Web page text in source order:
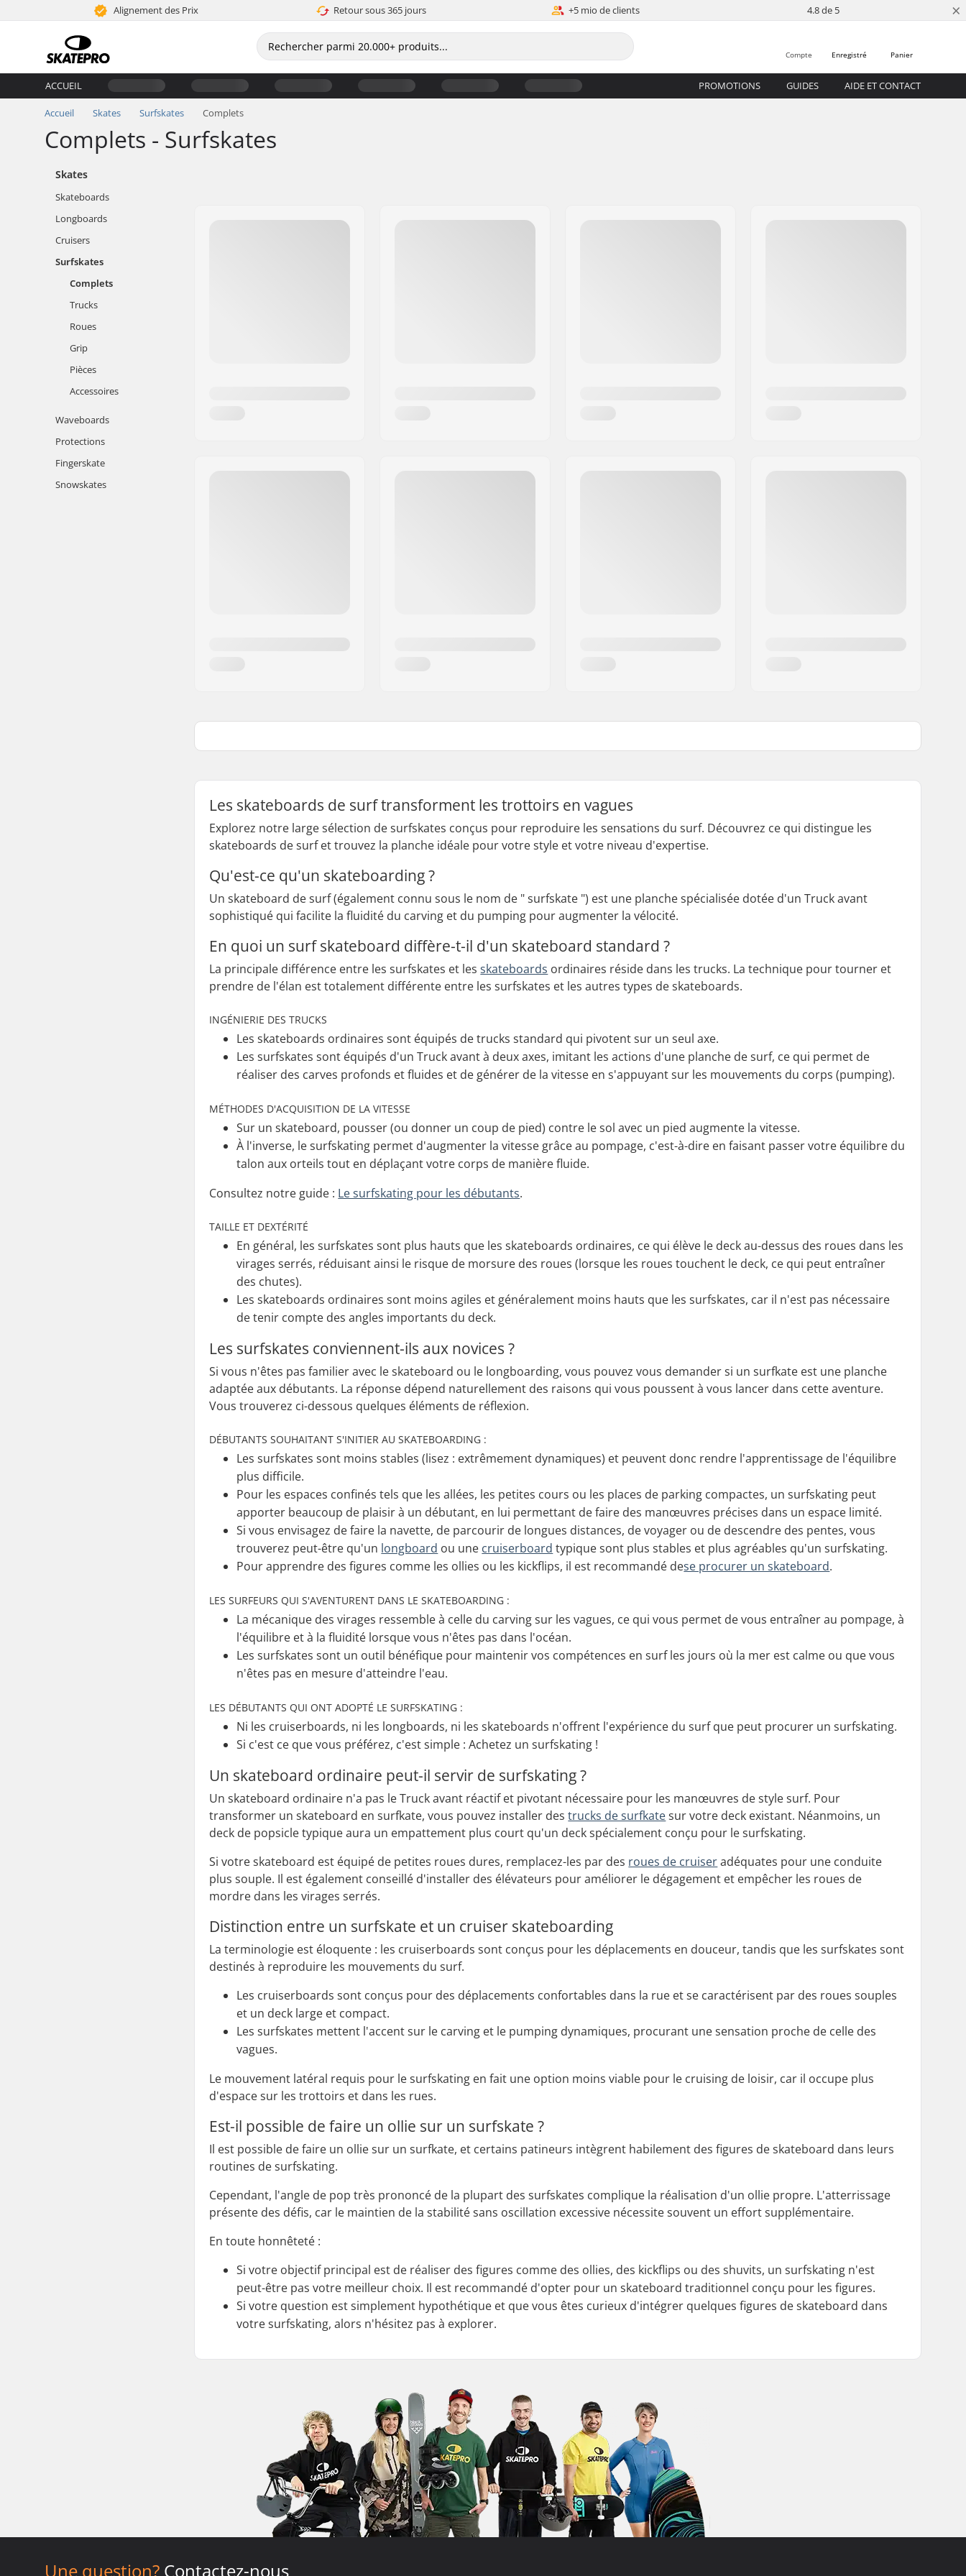
Alignement des Prix Retour sous 365 jours +5 mio de clients 4.8 de 5 ×
Panier
Enregistré
Compte
ACCUEIL PROMOTIONS GUIDES AIDE ET CONTACT
Accueil Skates Surfskates Complets
Complets - Surfskates
Skates
Skateboards
Longboards
Cruisers
Surfskates
Complets
Trucks
Roues
Grip
Pièces
Accessoires
Waveboards
Protections
Fingerskate
Snowskates
Les skateboards de surf transforment les trottoirs en vagues
Explorez notre large sélection de surfskates conçus pour reproduire les sensations du surf. Découvrez ce qui distingue les
skateboards de surf et trouvez la planche idéale pour votre style et votre niveau d'expertise.
Qu'est-ce qu'un skateboarding ?
Un skateboard de surf (également connu sous le nom de " surfskate ") est une planche spécialisée dotée d'un Truck avant
sophistiqué qui facilite la fluidité du carving et du pumping pour augmenter la vélocité.
En quoi un surf skateboard diffère-t-il d'un skateboard standard ?
La principale différence entre les surfskates et lesskateboards ordinaires réside dans les trucks. La technique pour tourner et
prendre de l'élan est totalement différente entre les surfskates et les autres types de skateboards.
INGÉNIERIE DES TRUCKS
Les skateboards ordinaires sont équipés de trucks standard qui pivotent sur un seul axe.
Les surfskates sont équipés d'un Truck avant à deux axes, imitant les actions d'une planche de surf, ce qui permet de
réaliser des carves profonds et fluides et de générer de la vitesse en s'appuyant sur les mouvements du corps (pumping).
MÉTHODES D'ACQUISITION DE LA VITESSE
Sur un skateboard, pousser (ou donner un coup de pied) contre le sol avec un pied augmente la vitesse.
À l'inverse, le surfskating permet d'augmenter la vitesse grâce au pompage, c'est-à-dire en faisant passer votre équilibre du
talon aux orteils tout en déplaçant votre corps de manière fluide.
Consultez notre guide : Le surfskating pour les débutants.
TAILLE ET DEXTÉRITÉ
En général, les surfskates sont plus hauts que les skateboards ordinaires, ce qui élève le deck au-dessus des roues dans les
virages serrés, réduisant ainsi le risque de morsure des roues (lorsque les roues touchent le deck, ce qui peut entraîner
des chutes).
Les skateboards ordinaires sont moins agiles et généralement moins hauts que les surfskates, car il n'est pas nécessaire
de tenir compte des angles importants du deck.
Les surfskates conviennent-ils aux novices ?
Si vous n'êtes pas familier avec le skateboard ou le longboarding, vous pouvez vous demander si un surfkate est une planche
adaptée aux débutants. La réponse dépend naturellement des raisons qui vous poussent à vous lancer dans cette aventure.
Vous trouverez ci-dessous quelques éléments de réflexion.
DÉBUTANTS SOUHAITANT S'INITIER AU SKATEBOARDING :
Les surfskates sont moins stables (lisez : extrêmement dynamiques) et peuvent donc rendre l'apprentissage de l'équilibre
plus difficile.
Pour les espaces confinés tels que les allées, les petites cours ou les places de parking compactes, un surfskating peut
apporter beaucoup de plaisir à un débutant, en lui permettant de faire des manœuvres précises dans un espace limité.
Si vous envisagez de faire la navette, de parcourir de longues distances, de voyager ou de descendre des pentes, vous
trouverez peut-être qu'un longboard ou une cruiserboard typique sont plus stables et plus agréables qu'un surfskating.
Pour apprendre des figures comme les ollies ou les kickflips, il est recommandé dese procurer un skateboard.
LES SURFEURS QUI S'AVENTURENT DANS LE SKATEBOARDING :
La mécanique des virages ressemble à celle du carving sur les vagues, ce qui vous permet de vous entraîner au pompage, à
l'équilibre et à la fluidité lorsque vous n'êtes pas dans l'océan.
Les surfskates sont un outil bénéfique pour maintenir vos compétences en surf les jours où la mer est calme ou que vous
n'êtes pas en mesure d'atteindre l'eau.
LES DÉBUTANTS QUI ONT ADOPTÉ LE SURFSKATING :
Ni les cruiserboards, ni les longboards, ni les skateboards n'offrent l'expérience du surf que peut procurer un surfskating.
Si c'est ce que vous préférez, c'est simple : Achetez un surfskating !
Un skateboard ordinaire peut-il servir de surfskating ?
Un skateboard ordinaire n'a pas le Truck avant réactif et pivotant nécessaire pour les manœuvres de style surf. Pour
transformer un skateboard en surfkate, vous pouvez installer destrucks de surfkatesur votre deck existant. Néanmoins, un
deck de popsicle typique aura un empattement plus court qu'un deck spécialement conçu pour le surfskating.
Si votre skateboard est équipé de petites roues dures, remplacez-les par des roues de cruiseradéquates pour une conduite
plus souple. Il est également conseillé d'installer des élévateurs pour améliorer le dégagement et empêcher les roues de
mordre dans les virages serrés.
Distinction entre un surfskate et un cruiser skateboarding
La terminologie est éloquente : les cruiserboards sont conçus pour les déplacements en douceur, tandis que les surfskates sont
destinés à reproduire les mouvements du surf.
Les cruiserboards sont conçus pour des déplacements confortables dans la rue et se caractérisent par des roues souples
et un deck large et compact.
Les surfskates mettent l'accent sur le carving et le pumping dynamiques, procurant une sensation proche de celle des
vagues.
Le mouvement latéral requis pour le surfskating en fait une option moins viable pour le cruising de loisir, car il occupe plus
d'espace sur les trottoirs et dans les rues.
Est-il possible de faire un ollie sur un surfskate ?
Il est possible de faire un ollie sur un surfkate, et certains patineurs intègrent habilement des figures de skateboard dans leurs
routines de surfskating.
Cependant, l'angle de pop très prononcé de la plupart des surfskates complique la réalisation d'un ollie propre. L'atterrissage
présente des défis, car le maintien de la stabilité sans oscillation excessive nécessite souvent un effort supplémentaire.
En toute honnêteté :
Si votre objectif principal est de réaliser des figures comme des ollies, des kickflips ou des shuvits, un surfskating n'est
peut-être pas votre meilleur choix. Il est recommandé d'opter pour un skateboard traditionnel conçu pour les figures.
Si votre question est simplement hypothétique et que vous êtes curieux d'intégrer quelques figures de skateboard dans
votre surfskating, alors n'hésitez pas à explorer.
Une question? Contactez-nous